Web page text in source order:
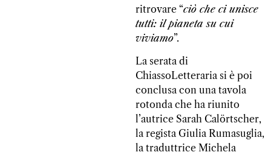
ritrovare “ciò che ci unisce
tutti: il pianeta su cui
viviamo”.
La serata di
ChiassoLetteraria si è poi
conclusa con una tavola
rotonda che ha riunito
l’autrice Sarah Calörtscher,
la regista Giulia Rumasuglia,
la traduttrice Michela